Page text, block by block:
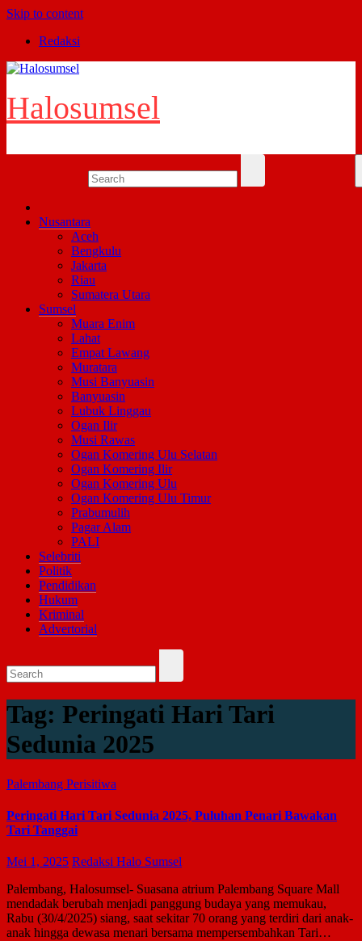
Skip to content
Redaksi
Halosumsel
Nusantara
Aceh
Bengkulu
Jakarta
Riau
Sumatera Utara
Sumsel
Muara Enim
Lahat
Empat Lawang
Muratara
Musi Banyuasin
Banyuasin
Lubuk Linggau
Ogan Ilir
Musi Rawas
Ogan Komering Ulu Selatan
Ogan Komering Ilir
Ogan Komering Ulu
Ogan Komering Ulu Timur
Prabumulih
Pagar Alam
PALI
Selebriti
Politik
Pendidikan
Hukum
Kriminal
Advertorial
Tag: Peringati Hari Tari
Sedunia 2025
Palembang Perisitiwa
Peringati Hari Tari Sedunia 2025, Puluhan Penari Bawakan
Tari Tanggai
Mei 1, 2025 Redaksi Halo Sumsel
Palembang, Halosumsel- Suasana atrium Palembang Square Mall
mendadak berubah menjadi panggung budaya yang memukau,
Rabu (30/4/2025) siang, saat sekitar 70 orang yang terdiri dari anak-
anak hingga dewasa menari bersama mempersembahkan Tari…